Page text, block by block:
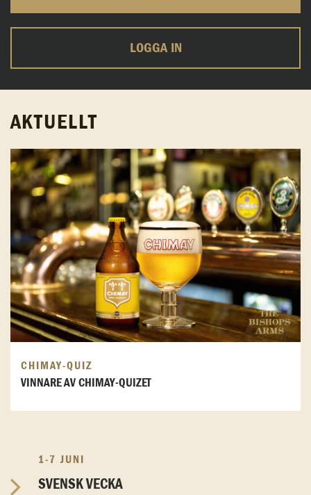
LOGGA IN
AKTUELLT
CHIMAY-QUIZ
VINNARE AV CHIMAY-QUIZET
1-7 JUNI
SVENSK VECKA